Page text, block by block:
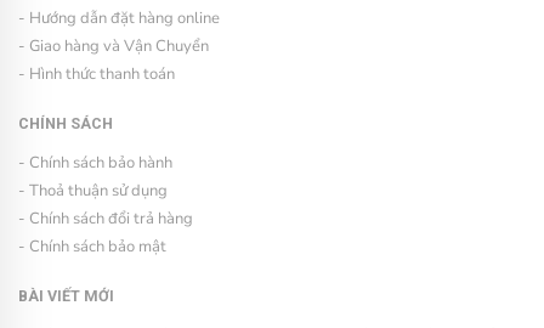
- Hướng dẫn đặt hàng online
- Giao hàng và Vận Chuyển
- Hình thức thanh toán
CHÍNH SÁCH
- Chính sách bảo hành
- Thoả thuận sử dụng
- Chính sách đổi trả hàng
- Chính sách bảo mật
BÀI VIẾT MỚI